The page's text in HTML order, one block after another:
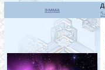
эмма